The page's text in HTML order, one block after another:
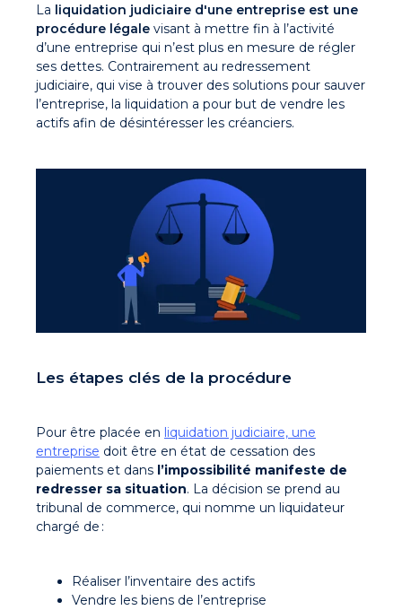
La liquidation judiciaire d'une entreprise est une
procédure légale visant à mettre fin à l’activité
d’une entreprise qui n’est plus en mesure de régler
ses dettes. Contrairement au redressement
judiciaire, qui vise à trouver des solutions pour sauver
l’entreprise, la liquidation a pour but de vendre les
actifs afin de désintéresser les créanciers.
Les étapes clés de la procédure
Pour être placée en liquidation judiciaire, une
entreprise doit être en état de cessation des
paiements et dans l’impossibilité manifeste de
redresser sa situation. La décision se prend au
tribunal de commerce, qui nomme un liquidateur
chargé de :
Réaliser l’inventaire des actifs
Vendre les biens de l’entreprise